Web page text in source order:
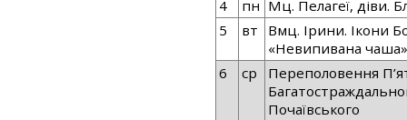
4
пн Мц. Пелагеї, діви.
5
вт
Вмц. Ірини. Ікони
«Невипивана
6
ср
Переполовення
Почаївського